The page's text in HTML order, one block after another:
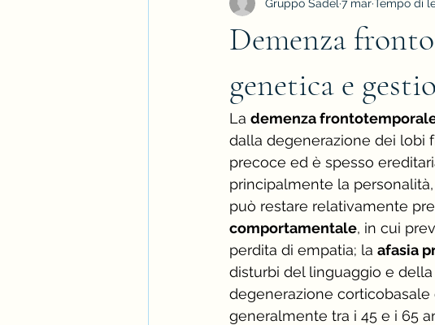
Demenza
genetica e
Gruppo Sadel 7 marTempo di
La demenza
dalla degenerazione dei lobi
precoce ed è spesso
principalmente la
può restare relativamente
comportamentale, in cui
perdita di empatia; la afasia
disturbi del linguaggio e
degenerazione corticobasale
generalmente tra i 45 e i 65